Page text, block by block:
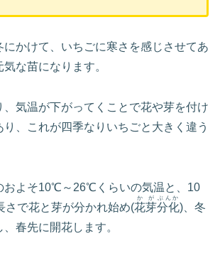
にかけて、いちごに寒さを感じさせてあ
な苗になります。
、気温が下がってくことで花や芽を付け
り、これが四季なりいちごと大きく違う
およそ10℃～26℃くらいの気温と、10
さで花と芽が分かれ始め(花芽
かが
分化
ぶんか
)、冬
春先に開花します。